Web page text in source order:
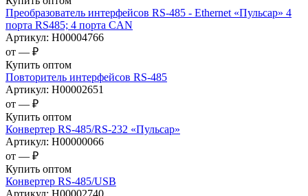
Преобразователь интерфейсов RS-485 - Ethernet «Пульсар» 4
порта RS485; 4 порта CAN
Артикул: Н00004766
от — ₽
Купить оптом
Повторитель интерфейсов RS-485
Артикул: Н00002651
от — ₽
Купить оптом
Конвертер RS-485/RS-232 «Пульсар»
Артикул: Н00000066
от — ₽
Купить оптом
Конвертер RS-485/USB